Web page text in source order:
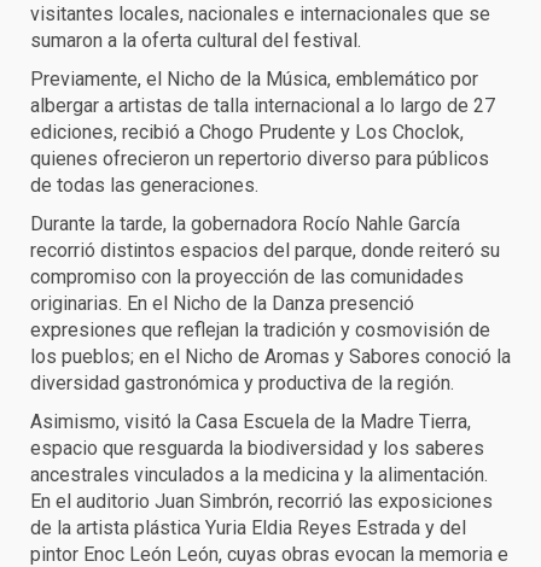
visitantes locales, nacionales e internacionales que se
sumaron a la oferta cultural del festival.
Previamente, el Nicho de la Música, emblemático por
albergar a artistas de talla internacional a lo largo de 27
ediciones, recibió a Chogo Prudente y Los Choclok,
quienes ofrecieron un repertorio diverso para públicos
de todas las generaciones.
Durante la tarde, la gobernadora Rocío Nahle García
recorrió distintos espacios del parque, donde reiteró su
compromiso con la proyección de las comunidades
originarias. En el Nicho de la Danza presenció
expresiones que reflejan la tradición y cosmovisión de
los pueblos; en el Nicho de Aromas y Sabores conoció la
diversidad gastronómica y productiva de la región.
Asimismo, visitó la Casa Escuela de la Madre Tierra,
espacio que resguarda la biodiversidad y los saberes
ancestrales vinculados a la medicina y la alimentación.
En el auditorio Juan Simbrón, recorrió las exposiciones
de la artista plástica Yuria Eldia Reyes Estrada y del
pintor Enoc León León, cuyas obras evocan la memoria e